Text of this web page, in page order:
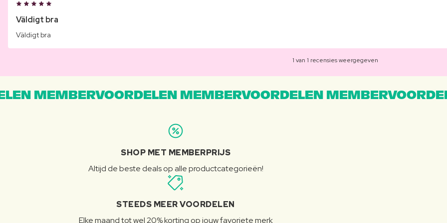
Väldigt bra
Väldigt bra
1 van 1 recensies weergegeven
MEMBERVOORDELEN MEMBERVOORDELEN
SHOP MET MEMBERPRIJS
Altijd de beste deals op alle productcategorieën!
STEEDS MEER VOORDELEN
Elke maand tot wel 20% korting op jouw favoriete merk